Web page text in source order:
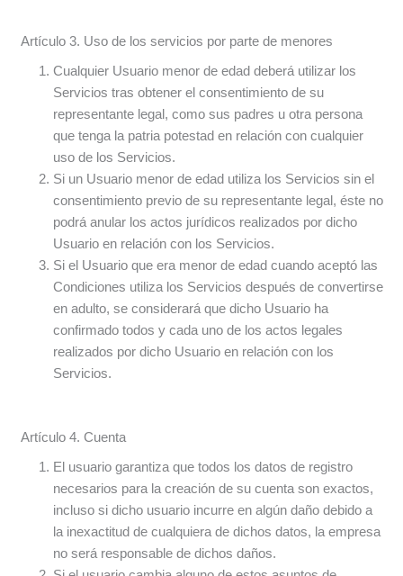
Artículo 3. Uso de los servicios por parte de menores
Cualquier Usuario menor de edad deberá utilizar los
Servicios tras obtener el consentimiento de su
representante legal, como sus padres u otra persona
que tenga la patria potestad en relación con cualquier
uso de los Servicios.
Si un Usuario menor de edad utiliza los Servicios sin el
consentimiento previo de su representante legal, éste no
podrá anular los actos jurídicos realizados por dicho
Usuario en relación con los Servicios.
Si el Usuario que era menor de edad cuando aceptó las
Condiciones utiliza los Servicios después de convertirse
en adulto, se considerará que dicho Usuario ha
confirmado todos y cada uno de los actos legales
realizados por dicho Usuario en relación con los
Servicios.
Artículo 4. Cuenta
El usuario garantiza que todos los datos de registro
necesarios para la creación de su cuenta son exactos,
incluso si dicho usuario incurre en algún daño debido a
la inexactitud de cualquiera de dichos datos, la empresa
no será responsable de dichos daños.